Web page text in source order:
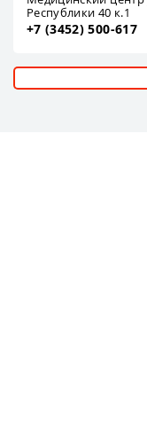
Республики 40 к.1
+7 (3452) 500-617